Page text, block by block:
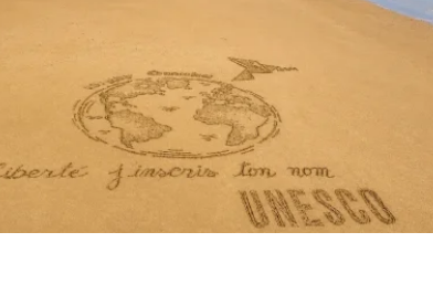
du lundi au vendredi : 9h – 12h